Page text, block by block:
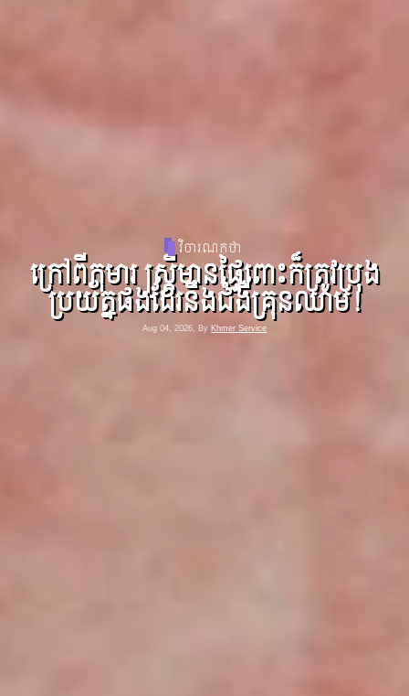
ពត៌មាន
ព្រះសហគមន៍ហ្វីលីពីនជំរុញឱ្យយកចិត្ត
ទុកដាក់លើអាកាសធាតុ
Aug 04, 2026, ByKhmer Service